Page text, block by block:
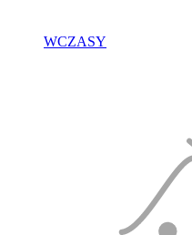
WCZASY